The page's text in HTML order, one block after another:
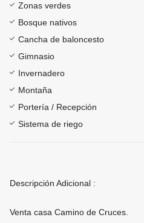
Zonas verdes
Bosque nativos
Cancha de baloncesto
Gimnasio
Invernadero
Montaña
Portería / Recepción
Sistema de riego
Descripción Adicional :
Venta casa Camino de Cruces.